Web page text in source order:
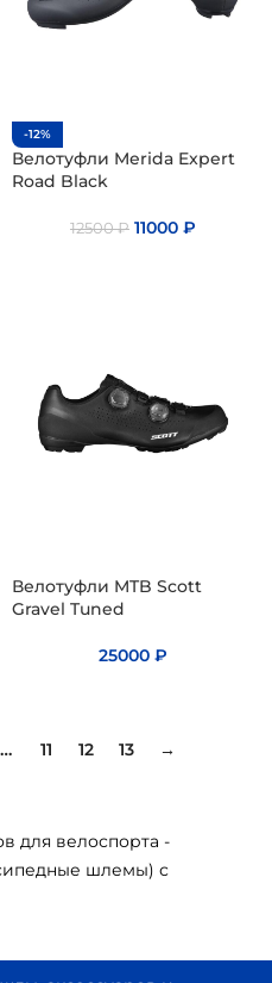
-12%
Велотуфли Merida Expert
Road Black
12500₽ 11000 ₽
Велотуфли MTB Scott
Gravel Tuned
25000 ₽
… 11 12 13 →
для велоспорта -
шлемы) с